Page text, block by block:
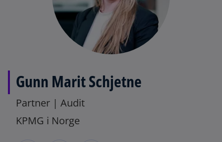
Gunn Marit Schjetne
Partner | Audit
KPMG i Norge